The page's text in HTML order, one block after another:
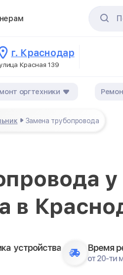
г. Краснодар
Красная 139
оргтехники
Замена трубопровода
у
в
устройства Время
от 20-ти